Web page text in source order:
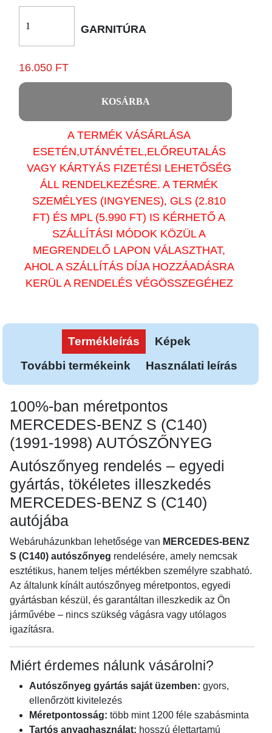
GARNITÚRA
16.050 FT
KOSÁRBA
A TERMÉK VÁSÁRLÁSA
ESETÉN,UTÁNVÉTEL,ELŐREUTALÁS
VAGY KÁRTYÁS FIZETÉSI LEHETŐSÉG
ÁLL RENDELKEZÉSRE. A TERMÉK
SZEMÉLYES (INGYENES), GLS (2.810
FT) ÉS MPL (5.990 FT) IS KÉRHETŐ A
SZÁLLÍTÁSI MÓDOK KÖZÜL A
MEGRENDELŐ LAPON VÁLASZTHAT,
AHOL A SZÁLLÍTÁS DÍJA HOZZÁADÁSRA
KERÜL A RENDELÉS VÉGÖSSZEGÉHEZ
Termékleírás
Képek
További termékeink
Használati leírás
100%-ban méretpontos
MERCEDES-BENZ S (C140)
(1991-1998) AUTÓSZŐNYEG
Autószőnyeg rendelés – egyedi
gyártás, tökéletes illeszkedés
MERCEDES-BENZ S (C140)
autójába
Webáruházunkban lehetősége van MERCEDES-BENZ
S (C140) autószőnyeg rendelésére, amely nemcsak
esztétikus, hanem teljes mértékben személyre szabható.
Az általunk kínált autószőnyeg méretpontos, egyedi
gyártásban készül, és garantáltan illeszkedik az Ön
járművébe – nincs szükség vágásra vagy utólagos
igazításra.
Miért érdemes nálunk vásárolni?
Autószőnyeg gyártás saját üzemben: gyors,
ellenőrzött kivitelezés
Méretpontosság: több mint 1200 féle szabásminta
Tartós anyaghasználat: hosszú élettartamú